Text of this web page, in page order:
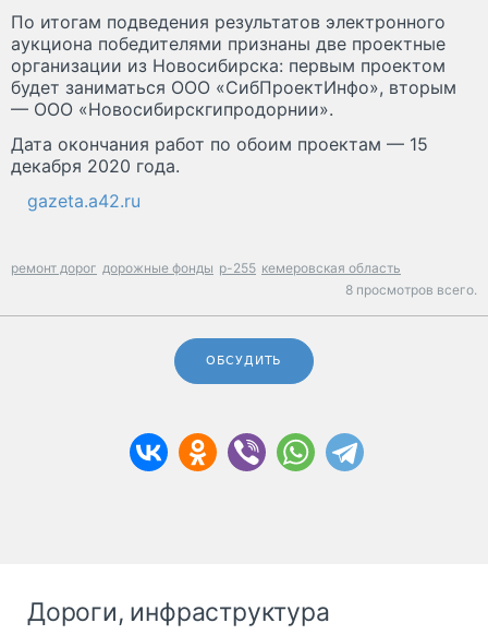
По итогам подведения результатов электронного
аукциона победителями признаны две проектные
организации из Новосибирска: первым проектом
будет заниматься ООО «СибПроектИнфо», вторым
— ООО «Новосибирскгипродорнии».
Дата окончания работ по обоим проектам — 15
декабря 2020 года.
gazeta.a42.ru
ремонт дорог дорожные фонды р-255 кемеровская область
8 просмотров всего.
ОБСУДИТЬ
Дороги, инфраструктура